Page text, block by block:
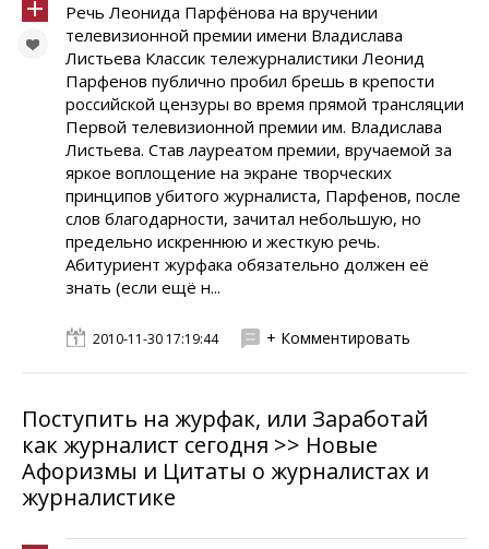
Речь Леонида Парфёнова на вручении
телевизионной премии имени Владислава
Листьева Классик тележурналистики Леонид
Парфенов публично пробил брешь в крепости
российской цензуры во время прямой трансляции
Первой телевизионной премии им. Владислава
Листьева. Став лауреатом премии, вручаемой за
яркое воплощение на экране творческих
принципов убитого журналиста, Парфенов, после
слов благодарности, зачитал небольшую, но
предельно искреннюю и жесткую речь.
Абитуриент журфака обязательно должен её
знать (если ещё н...
2010-11-30 17:19:44 + Комментировать
Поступить на журфак, или Заработай
как журналист сегодня >> Новые
Афоризмы и Цитаты о журналистах и
журналистике